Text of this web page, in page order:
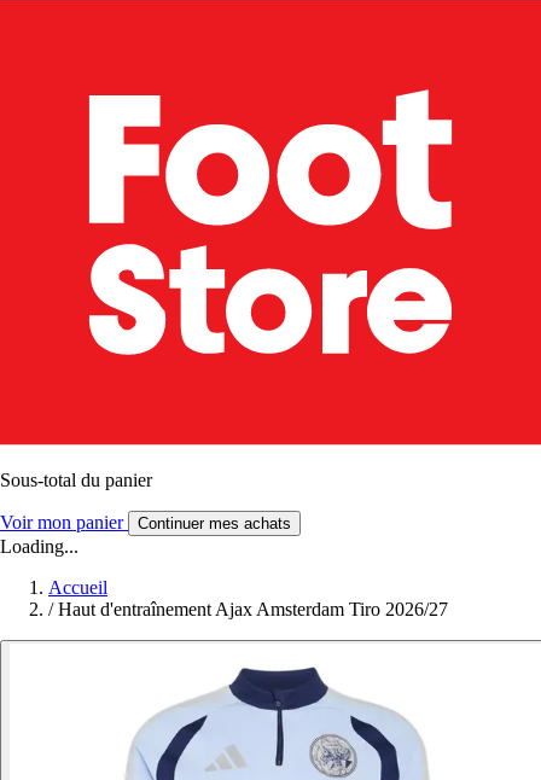
Sous-total du panier
Voir mon panier Continuer mes achats
Loading...
Accueil
/ Haut d'entraînement Ajax Amsterdam Tiro 2026/27